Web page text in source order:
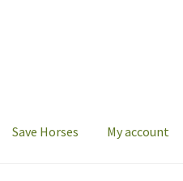
Save Horses My account